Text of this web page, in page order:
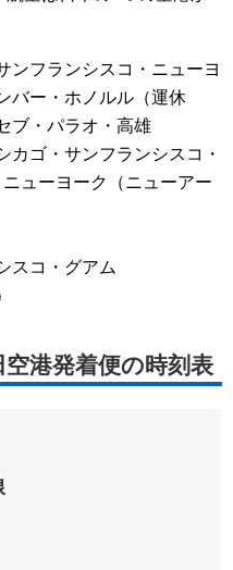
ンフランシスコ・ニューヨ
バー・ホノルル（運休
ブ・パラオ・高雄
カゴ・サンフランシスコ・
ューヨーク（ニューアー
スコ・グアム
港発着便の時刻表